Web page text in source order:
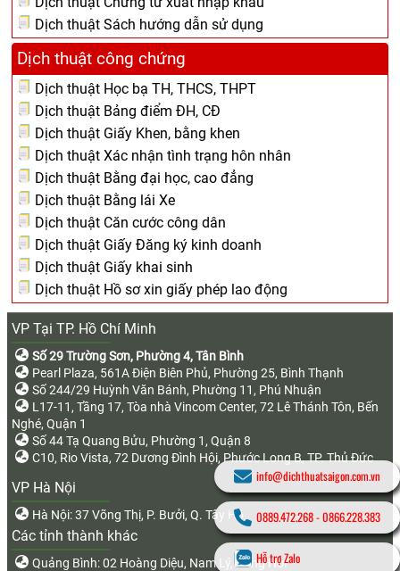
Dịch thuật Sách hướng dẫn sử dụng
Dịch thuật công chứng
Dịch thuật Học bạ TH, THCS, THPT
Dịch thuật Bảng điểm ĐH, CĐ
Dịch thuật Giấy Khen, bằng khen
Dịch thuật Xác nhận tình trạng hôn nhân
Dịch thuật Bằng đại học, cao đẳng
Dịch thuật Bằng lái Xe
Dịch thuật Căn cước công dân
Dịch thuật Giấy Đăng ký kinh doanh
Dịch thuật Giấy khai sinh
Dịch thuật Hồ sơ xin giấy phép lao động
VP Tại TP. Hồ Chí Minh
Số 29 Trường Sơn, Phường 4, Tân Bình
Pearl Plaza, 561A Điện Biên Phủ, Phường 25, Bình Thạnh
Số 244/29 Huỳnh Văn Bánh, Phường 11, Phú Nhuận
L17-11, Tầng 17, Tòa nhà Vincom Center, 72 Lê Thánh Tôn, Bến
Nghé, Quận 1
Số 44 Tạ Quang Bửu, Phường 1, Quận 8
C10, Rio Vista, 72 Dương Đình Hội, Phước Long B, TP. Thủ Đức
VP Hà Nội
Hà Nội: 37 Võng Thị, P. Bưởi, Q. Tây Hồ
Các tỉnh thành khác
Quảng Bình: 02 Hoàng Diệu, Nam Lý, Đồng Hới
info@dichthuatsaigon.com.vn
0889.472.268-0866.228.383
Hỗ trợ Zalo